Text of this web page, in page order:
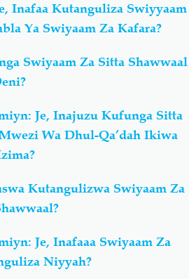
Inafaa Kutanguliza Swiyyaam
Ya Swiyaam Za Kafara?
Swiyaam Za Sitta Shawwaal
Je, Inajuzu Kufunga Sitta
Wa Dhul-Qa’dah Ikiwa
Kutangulizwa Swiyaam Za
Je, Inafaaa Swiyaam Za
Niyyah?